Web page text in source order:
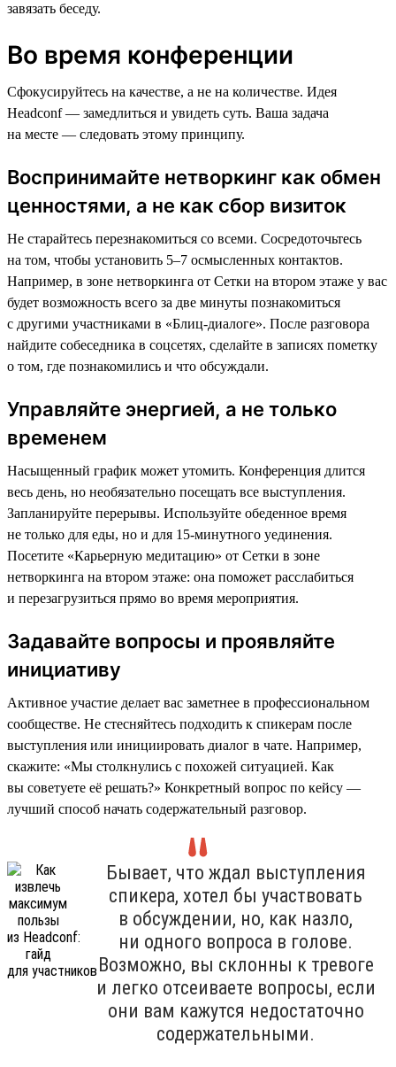
завязать беседу.
Во время конференции
Сфокусируйтесь на качестве, а не на количестве. Идея
Headсonf — замедлиться и увидеть суть. Ваша задача
на месте — следовать этому принципу.
Воспринимайте нетворкинг как обмен
ценностями, а не как сбор визиток
Не старайтесь перезнакомиться со всеми. Сосредоточьтесь
на том, чтобы установить 5–7 осмысленных контактов.
Например, в зоне нетворкинга от Сетки на втором этаже у вас
будет возможность всего за две минуты познакомиться
с другими участниками в «Блиц-диалоге». После разговора
найдите собеседника в соцсетях, сделайте в записях пометку
о том, где познакомились и что обсуждали.
Управляйте энергией, а не только
временем
Насыщенный график может утомить. Конференция длится
весь день, но необязательно посещать все выступления.
Запланируйте перерывы. Используйте обеденное время
не только для еды, но и для 15-минутного уединения.
Посетите «Карьерную медитацию» от Сетки в зоне
нетворкинга на втором этаже: она поможет расслабиться
и перезагрузиться прямо во время мероприятия.
Задавайте вопросы и проявляйте
инициативу
Активное участие делает вас заметнее в профессиональном
сообществе. Не стесняйтесь подходить к спикерам после
выступления или инициировать диалог в чате. Например,
скажите: «Мы столкнулись с похожей ситуацией. Как
вы советуете её решать?» Конкретный вопрос по кейсу —
лучший способ начать содержательный разговор.
Бывает, что ждал выступления
спикера, хотел бы участвовать
в обсуждении, но, как назло,
ни одного вопроса в голове.
Возможно, вы склонны к тревоге
и легко отсеиваете вопросы, если
они вам кажутся недостаточно
содержательными.